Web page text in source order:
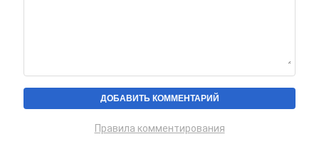
Правила комментирования